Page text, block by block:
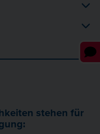
stehen für